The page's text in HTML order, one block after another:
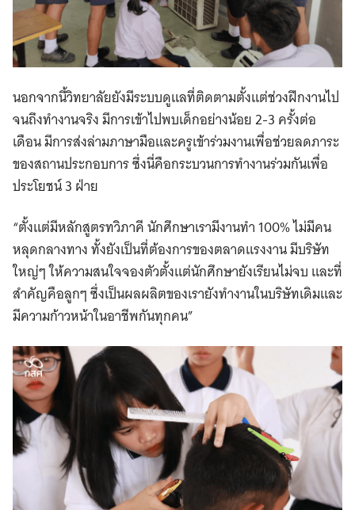
นอกจากนี้วิทยาลัยยังมีระบบดูแลที่ติดตามตั้งแต่ช่วงฝึกงานไป
จนถึงทำงานจริง มีการเข้าไปพบเด็กอย่างน้อย 2-3 ครั้งต่อ
เดือน มีการส่งล่ามภาษามือและครูเข้าร่วมงานเพื่อช่วยลดภาระ
ของสถานประกอบการ ซึ่งนี่คือกระบวนการทำงานร่วมกันเพื่อ
ประโยชน์ 3 ฝ่าย
“ตั้งแต่มีหลักสูตรทวิภาคี นักศึกษาเรามีงานทำ 100% ไม่มีคน
หลุดกลางทาง ทั้งยังเป็นที่ต้องการของตลาดแรงงาน มีบริษัท
ใหญ่ๆ ให้ความสนใจจองตัวตั้งแต่นักศึกษายังเรียนไม่จบ และที่
สำคัญคือลูกๆ ซึ่งเป็นผลผลิตของเรายังทำงานในบริษัทเดิมและ
มีความก้าวหน้าในอาชีพกันทุกคน”